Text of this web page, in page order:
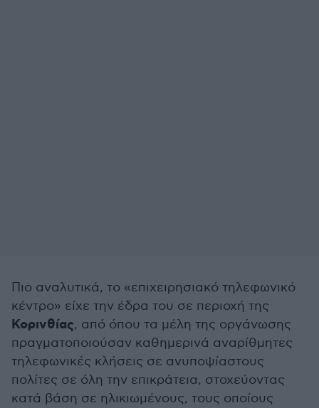
Πιο αναλυτικά, το «επιχειρησιακό τηλεφωνικό
κέντρο» είχε την έδρα του σε περιοχή της
Κορινθίας, από όπου τα μέλη της οργάνωσης
πραγματοποιούσαν καθημερινά αναρίθμητες
τηλεφωνικές κλήσεις σε ανυποψίαστους
πολίτες σε όλη την επικράτεια, στοχεύοντας
κατά βάση σε ηλικιωμένους, τους οποίους